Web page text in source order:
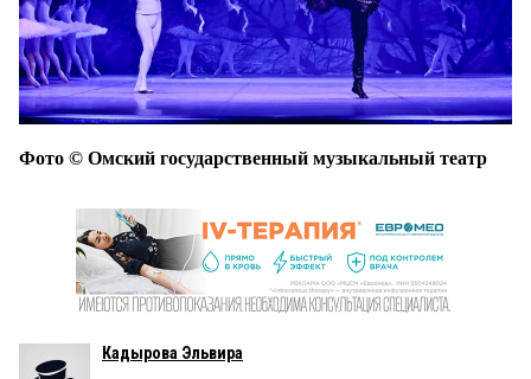
Фото © Омский государственный музыкальный театр
Кадырова Эльвира